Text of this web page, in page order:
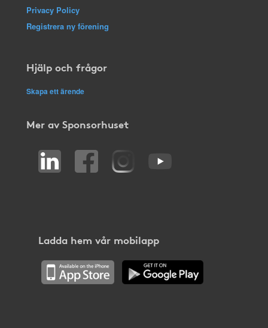
Privacy Policy
Registrera ny förening
Hjälp och frågor
Skapa ett ärende
Mer av Sponsorhuset
Ladda hem vår mobilapp